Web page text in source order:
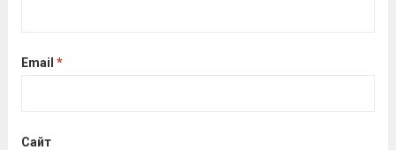
Email *
Сайт